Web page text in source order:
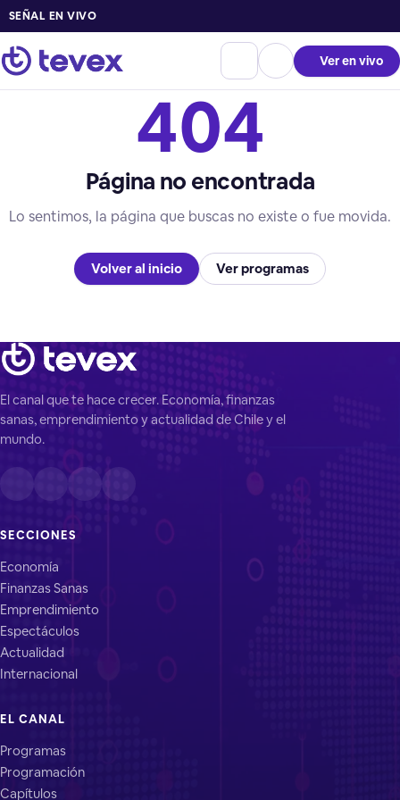
SEÑAL EN VIVO
Ver en vivo
404
Página no encontrada
Lo sentimos, la página que buscas no existe o fue movida.
Volver al inicio Ver programas
El canal que te hace crecer. Economía, finanzas
sanas, emprendimiento y actualidad de Chile y el
mundo.
SECCIONES
Economía
Finanzas Sanas
Emprendimiento
Espectáculos
Actualidad
Internacional
EL CANAL
Programas
Programación
Capítulos